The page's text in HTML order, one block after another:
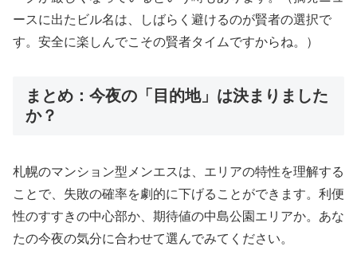
ースに出たビル名は、しばらく避けるのが賢者の選択で
す。安全に楽しんでこその賢者タイムですからね。）
まとめ：今夜の「目的地」は決まりました
か？
札幌のマンション型メンエスは、エリアの特性を理解する
ことで、失敗の確率を劇的に下げることができます。利便
性のすすきの中心部か、期待値の中島公園エリアか。あな
たの今夜の気分に合わせて選んでみてください。